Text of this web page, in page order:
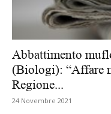
Abbattimento
(Biologi): “Affare
Regione...
24 Novembre 2021